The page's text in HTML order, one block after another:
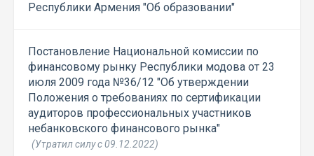
Республики Армения "Об образовании"
Постановление Национальной комиссии по
финансовому рынку Республики модова от 23
июля 2009 года №36/12 "Об утверждении
Положения о требованиях по сертификации
аудиторов профессиональных участников
небанковского финансового рынка"
(Утратил силу с 09.12.2022)